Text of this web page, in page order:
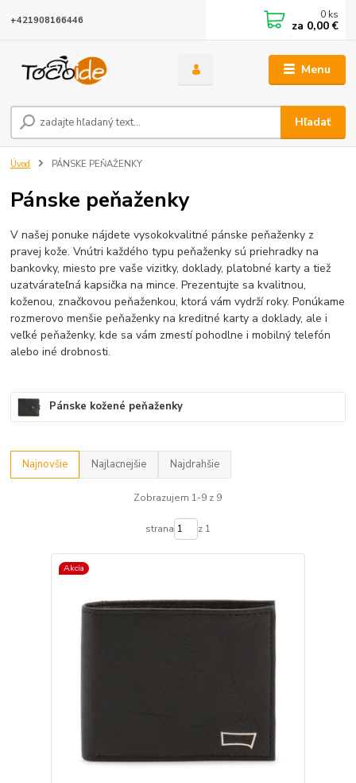
Menu
Hľadať
+421908166446 0 ks
za 0,00 €
Úvod PÁNSKE PEŇAŽENKY
Pánske peňaženky
V našej ponuke nájdete vysokokvalitné pánske peňaženky z
pravej kože. Vnútri každého typu peňaženky sú priehradky na
bankovky, miesto pre vaše vizitky, doklady, platobné karty a tiež
uzatvárateľná kapsička na mince. Prezentujte sa kvalitnou,
koženou, značkovou peňaženkou, ktorá vám vydrží roky. Ponúkame
rozmerovo menšie peňaženky na kreditné karty a doklady, ale i
veľké peňaženky, kde sa vám zmestí pohodlne i mobilný telefón
alebo iné drobnosti.
Pánske kožené peňaženky
Najnovšie Najlacnejšie Najdrahšie
Zobrazujem 1-9 z 9
strana z 1
Akcia